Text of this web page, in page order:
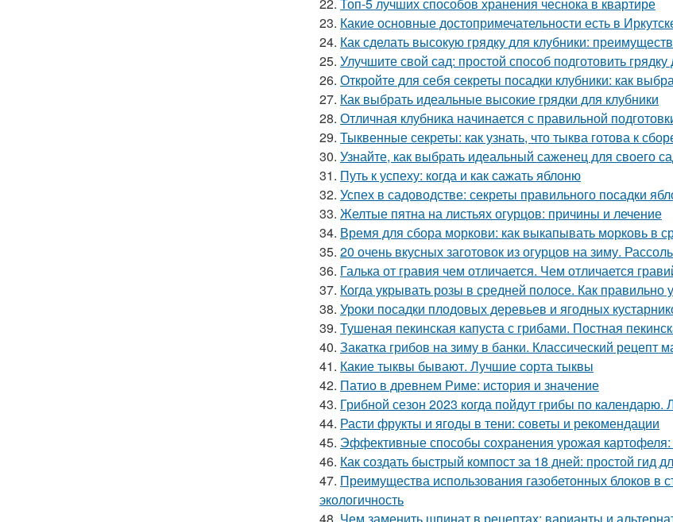
23. Какие основные достопримечательности есть в
24. Как сделать высокую грядку для клубники:
25. Улучшите свой сад: простой способ подготовить
26. Откройте для себя секреты посадки клубники: как
27. Как выбрать идеальные высокие грядки для клубники
28. Отличная клубника начинается с правильной
29. Тыквенные секреты: как узнать, что тыква готова к
30. Узнайте, как выбрать идеальный саженец для своего
31. Путь к успеху: когда и как сажать яблоню
32. Успех в садоводстве: секреты правильного посадки
33. Желтые пятна на листьях огурцов: причины и лечение
34. Время для сбора моркови: как выкапывать морковь в
35. 20 очень вкусных заготовок из огурцов на зиму.
36. Галька от гравия чем отличается. Чем отличается
37. Когда укрывать розы в средней полосе. Как правильно
38. Уроки посадки плодовых деревьев и ягодных
39. Тушеная пекинская капуста с грибами. Постная
40. Закатка грибов на зиму в банки. Классический рецепт
41. Какие тыквы бывают. Лучшие сорта тыквы
42. Патио в древнем Риме: история и значение
43. Грибной сезон 2023 когда пойдут грибы по
44. Расти фрукты и ягоды в тени: советы и рекомендации
45. Эффективные способы сохранения урожая
46. Как создать быстрый компост за 18 дней: простой гид
47. Преимущества использования газобетонных блоков в
экологичность